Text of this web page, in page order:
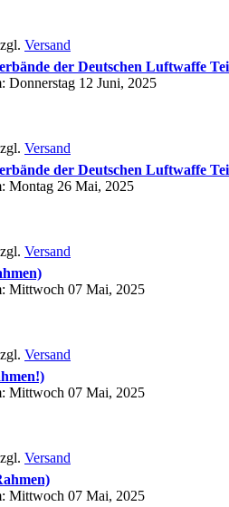
Versand
der Deutschen Luftwaffe
Donnerstag 12 Juni, 2025
Versand
der Deutschen Luftwaffe
Montag 26 Mai, 2025
Versand
Mittwoch 07 Mai, 2025
Versand
Mittwoch 07 Mai, 2025
Versand
Mittwoch 07 Mai, 2025